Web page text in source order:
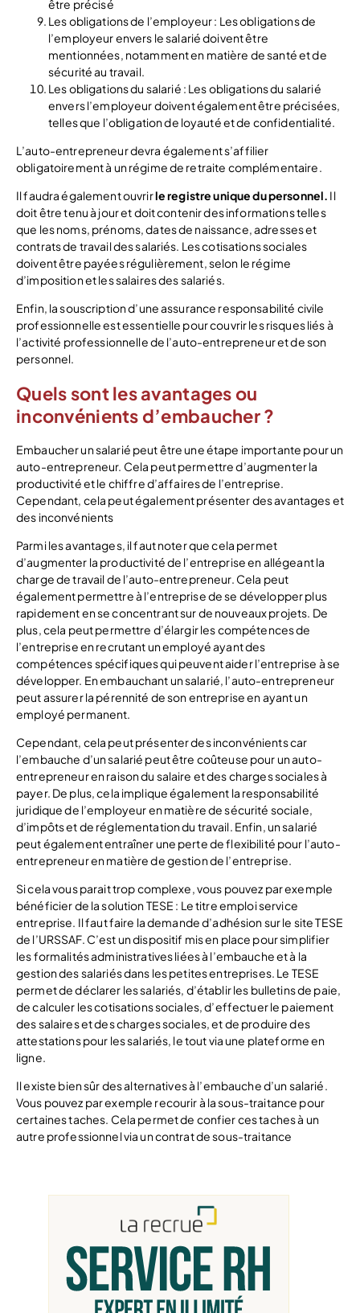
être précisé
Les obligations de l’employeur : Les obligations de
l’employeur envers le salarié doivent être
mentionnées, notamment en matière de santé et de
sécurité au travail.
Les obligations du salarié : Les obligations du salarié
envers l’employeur doivent également être précisées,
telles que l’obligation de loyauté et de confidentialité.
L’auto-entrepreneur devra également s’affilier
obligatoirement à un régime de retraite complémentaire.
Il faudra également ouvrirle registre unique du personnel. Il
doit être tenu à jour et doit contenir des informations telles
que les noms, prénoms, dates de naissance, adresses et
contrats de travail des salariés. Les cotisations sociales
doivent être payées régulièrement, selon le régime
d’imposition et les salaires des salariés.
Enfin, la souscription d’une assurance responsabilité civile
professionnelle est essentielle pour couvrir les risques liés à
l’activité professionnelle de l’auto-entrepreneur et de son
personnel.
Quels sont les avantages ou
inconvénients d’embaucher ?
Embaucher un salarié peut être une étape importante pour un
auto-entrepreneur. Cela peut permettre d’augmenter la
productivité et le chiffre d’affaires de l’entreprise.
Cependant, cela peut également présenter des avantages et
des inconvénients
Parmi les avantages, il faut noter que cela permet
d’augmenter la productivité de l’entreprise en allégeant la
charge de travail de l’auto-entrepreneur. Cela peut
également permettre à l’entreprise de se développer plus
rapidement en se concentrant sur de nouveaux projets. De
plus, cela peut permettre d’élargir les compétences de
l’entreprise en recrutant un employé ayant des
compétences spécifiques qui peuvent aider l’entreprise à se
développer. En embauchant un salarié, l’auto-entrepreneur
peut assurer la pérennité de son entreprise en ayant un
employé permanent.
Cependant, cela peut présenter des inconvénients car
l’embauche d’un salarié peut être coûteuse pour un auto-
entrepreneur en raison du salaire et des charges sociales à
payer. De plus, cela implique également la responsabilité
juridique de l’employeur en matière de sécurité sociale,
d’impôts et de réglementation du travail. Enfin, un salarié
peut également entraîner une perte de flexibilité pour l’auto-
entrepreneur en matière de gestion de l’entreprise.
Si cela vous parait trop complexe, vous pouvez par exemple
bénéficier de la solution TESE : Le titre emploi service
entreprise. Il faut faire la demande d’adhésion sur le site TESE
de l’URSSAF. C’est un dispositif mis en place pour simplifier
les formalités administratives liées à l’embauche et à la
gestion des salariés dans les petites entreprises. Le TESE
permet de déclarer les salariés, d’établir les bulletins de paie,
de calculer les cotisations sociales, d’effectuer le paiement
des salaires et des charges sociales, et de produire des
attestations pour les salariés, le tout via une plateforme en
ligne.
Il existe bien sûr des alternatives à l’embauche d’un salarié.
Vous pouvez par exemple recourir à la sous-traitance pour
certaines taches. Cela permet de confier ces taches à un
autre professionnel via un contrat de sous-traitance